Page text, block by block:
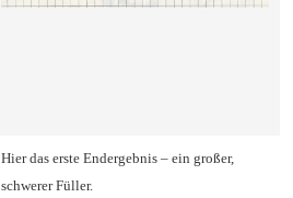
Hier das erste Endergebnis – ein großer,
schwerer Füller.